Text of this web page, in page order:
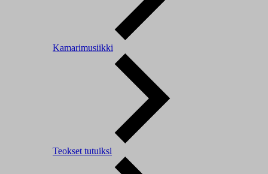
Kamarimusiikki
Teokset tutuiksi